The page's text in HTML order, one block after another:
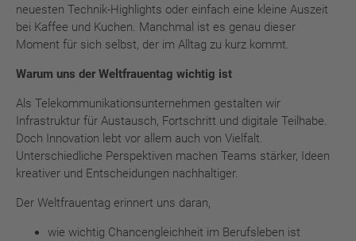
neuesten Technik-Highlights oder einfach eine kleine Auszeit
bei Kaffee und Kuchen. Manchmal ist es genau dieser
Moment für sich selbst, der im Alltag zu kurz kommt.
Warum uns der Weltfrauentag wichtig ist
Als Telekommunikationsunternehmen gestalten wir
Infrastruktur für Austausch, Fortschritt und digitale Teilhabe.
Doch Innovation lebt vor allem auch von Vielfalt.
Unterschiedliche Perspektiven machen Teams stärker, Ideen
kreativer und Entscheidungen nachhaltiger.
Der Weltfrauentag erinnert uns daran,
wie wichtig Chancengleichheit im Berufsleben ist